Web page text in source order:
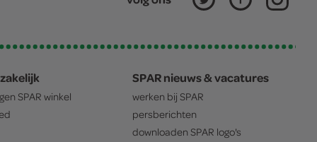
SPAR winkel
SPAR nieuws & vacatures
werken bij SPAR
persberichten
downloaden SPAR logo's